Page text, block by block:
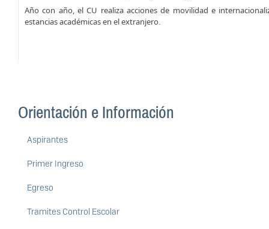
Año con año, el CU realiza acciones de movilidad e
estancias académicas en el extranjero
Orientación e Información
Aspirantes
Primer Ingreso
Egreso
Tramites Control Escolar